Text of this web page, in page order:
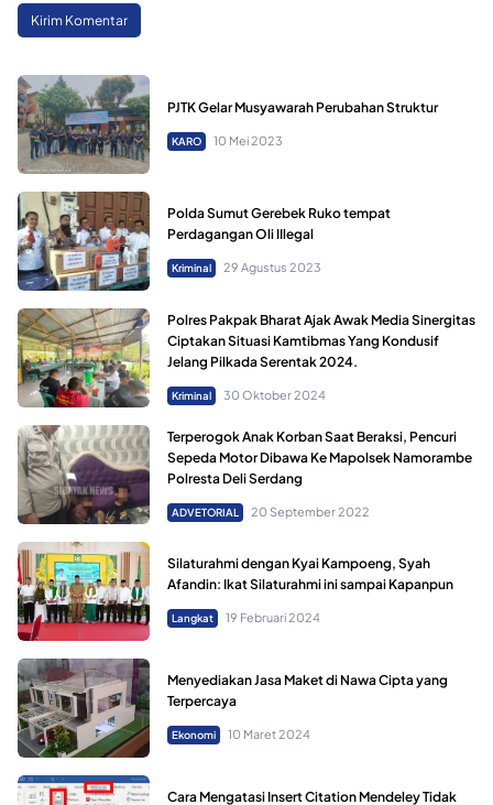
PJTK Gelar Musyawarah Perubahan Struktur
KARO 10 Mei 2023
Polda Sumut Gerebek Ruko tempat
Perdagangan Oli IIlegal
Kriminal 29 Agustus 2023
Polres Pakpak Bharat Ajak Awak Media Sinergitas
Ciptakan Situasi Kamtibmas Yang Kondusif
Jelang Pilkada Serentak 2024.
Kriminal 30 Oktober 2024
Terperogok Anak Korban Saat Beraksi, Pencuri
Sepeda Motor Dibawa Ke Mapolsek Namorambe
Polresta Deli Serdang
ADVETORIAL 20 September 2022
Silaturahmi dengan Kyai Kampoeng, Syah
Afandin: Ikat Silaturahmi ini sampai Kapanpun
Langkat 19 Februari 2024
Menyediakan Jasa Maket di Nawa Cipta yang
Terpercaya
Ekonomi 10 Maret 2024
Cara Mengatasi Insert Citation Mendeley Tidak